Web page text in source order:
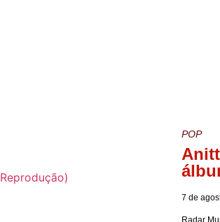
POP
7 de
Radar